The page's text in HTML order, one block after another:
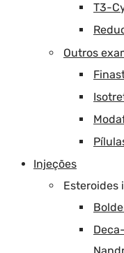
T3-
Outros
Injeções
Esteroides